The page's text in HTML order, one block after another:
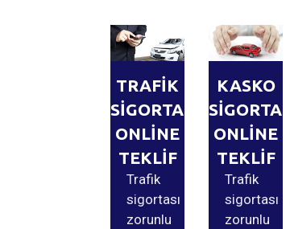
TRAFİK
SİGORTASI
ONLİNE
TEKLİF
Trafik
sigortası
zorunlu
KASKO
SİGORTASI
ONLİNE
TEKLİF
Trafik
sigortası
zorunlu